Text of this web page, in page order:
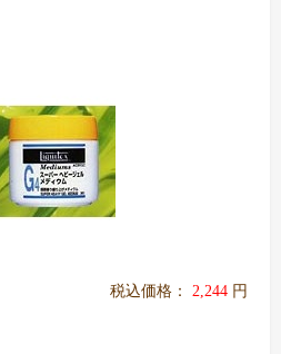
税込価格： 2,244 円